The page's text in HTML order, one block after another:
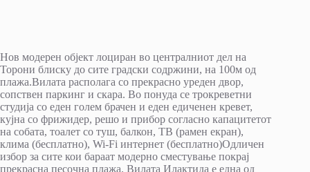
Нов модерен објект лоциран во централниот дел на
Торони блиску до сите градски содржини, на 100м од
плажа.Вилата располага со прекрасно уреден двор,
сопствен паркинг и скара. Во понуда се трокреветни
студија со еден голем брачен и еден едиченен кревет,
кујна со фрижидер, решо и прибор согласно капацитетот
на собата, тоалет со туш, балкон, ТВ (рамен екран),
клима (бесплатно), Wi-Fi интернет (бесплатно)Одличен
избор за сите кои бараат модерно сместување покрај
прекрасна песочна плажа. Вилата Илактида е една од